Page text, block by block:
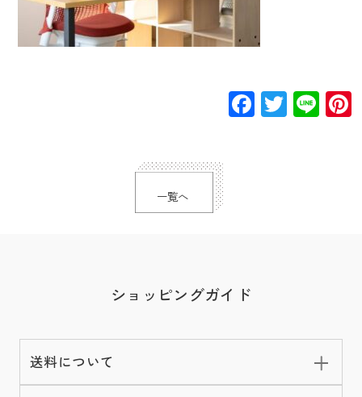
Facebook
一覧へ
ショッピングガイド
送料について